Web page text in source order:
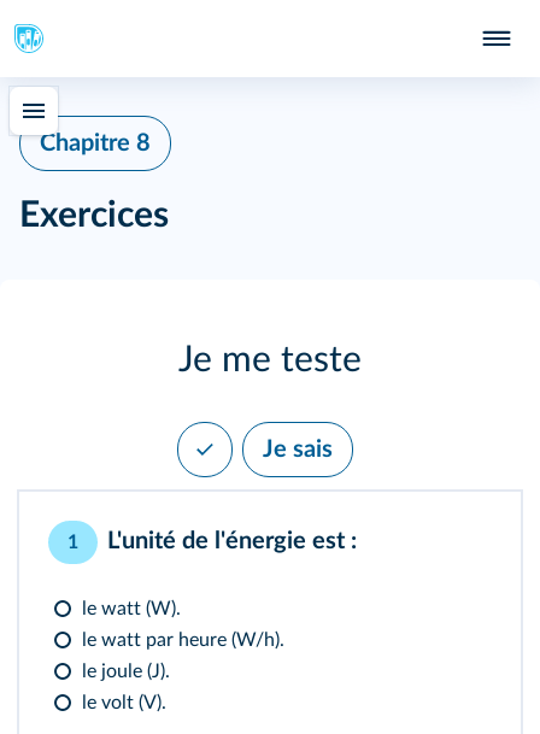
Chapitre 8
Exercices
Je me teste
Je sais
1 L'unité de l'énergie est :
le watt (W).
le watt par heure (W/h).
le joule (J).
le volt (V).